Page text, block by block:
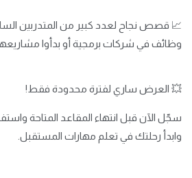
📈 قصص نجاح لعدد كبير من المتدربين
وظائف في شركات برمجية أو بدأوا
💥 العرض ساري لفترة محدودة فقط!
سجّل الآن قبل انتهاء المقاعد المتاحة
وابدأ رحلتك في تعلم مهارات المستقبل.